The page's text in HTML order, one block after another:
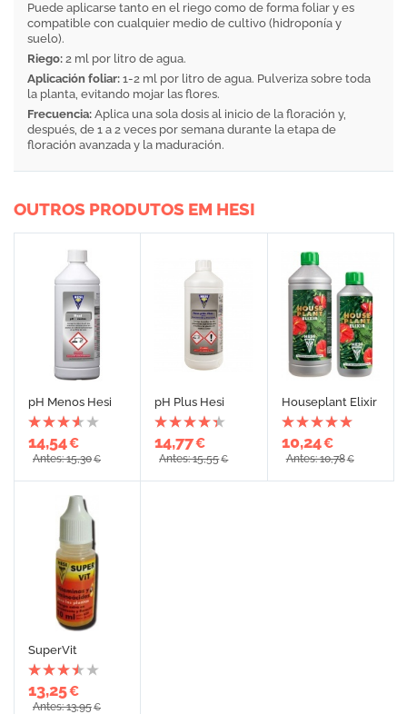
Puede aplicarse tanto en el riego como de forma foliar y es
compatible con cualquier medio de cultivo (hidroponía y
suelo).
Riego: 2 ml por litro de agua.
Aplicación foliar: 1-2 ml por litro de agua. Pulveriza sobre toda
la planta, evitando mojar las flores.
Frecuencia: Aplica una sola dosis al inicio de la floración y,
después, de 1 a 2 veces por semana durante la etapa de
floración avanzada y la maduración.
OUTROS PRODUTOS EM HESI
pH Menos Hesi
14,54€
Antes: 15,30€
pH Plus Hesi
14,77€
Antes: 15,55€
Houseplant Elixir
10,24€
Antes: 10,78€
SuperVit
13,25€
Antes: 13,95€